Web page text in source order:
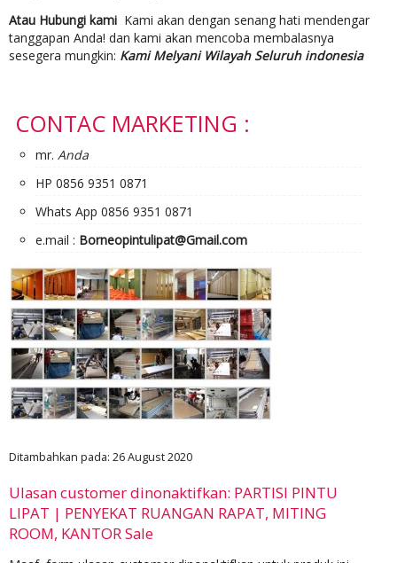
Atau Hubungi kami Kami akan dengan senang hati mendengar
tanggapan Anda! dan kami akan mencoba membalasnya
sesegera mungkin: Kami Melyani Wilayah Seluruh indonesia
CONTAC MARKETING :
mr. Anda
HP 0856 9351 0871
Whats App 0856 9351 0871
e.mail : Borneopintulipat@Gmail.com
Ditambahkan pada: 26 August 2020
Ulasan customer dinonaktifkan: PARTISI PINTU
LIPAT | PENYEKAT RUANGAN RAPAT, MITING
ROOM, KANTOR Sale